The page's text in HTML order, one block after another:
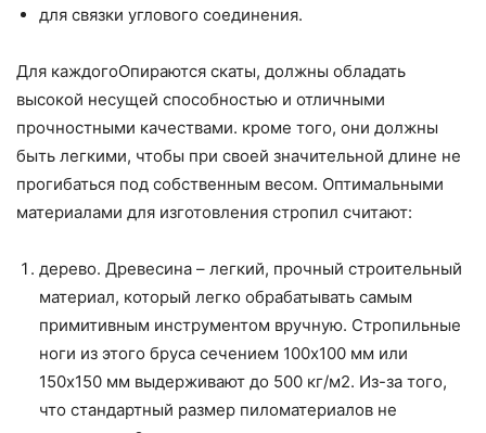
для связки углового соединения.
Для каждогоОпираются скаты, должны обладать
высокой несущей способностью и отличными
прочностными качествами. кроме того, они должны
быть легкими, чтобы при своей значительной длине не
прогибаться под собственным весом. Оптимальными
материалами для изготовления стропил считают:
дерево. Древесина – легкий, прочный строительный
материал, который легко обрабатывать самым
примитивным инструментом вручную. Стропильные
ноги из этого бруса сечением 100х100 мм или
150х150 мм выдерживают до 500 кг/м2. Из-за того,
что стандартный размер пиломатериалов не